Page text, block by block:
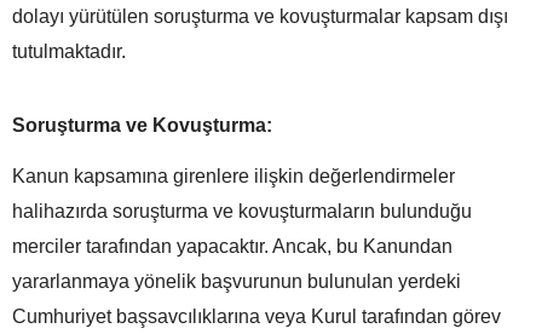
dolayı yürütülen soruşturma ve kovuşturmalar kapsam dışı
tutulmaktadır.
Soruşturma ve Kovuşturma:
Kanun kapsamına girenlere ilişkin değerlendirmeler
halihazırda soruşturma ve kovuşturmaların bulunduğu
merciler tarafından yapacaktır. Ancak, bu Kanundan
yararlanmaya yönelik başvurunun bulunulan yerdeki
Cumhuriyet başsavcılıklarına veya Kurul tarafından görev